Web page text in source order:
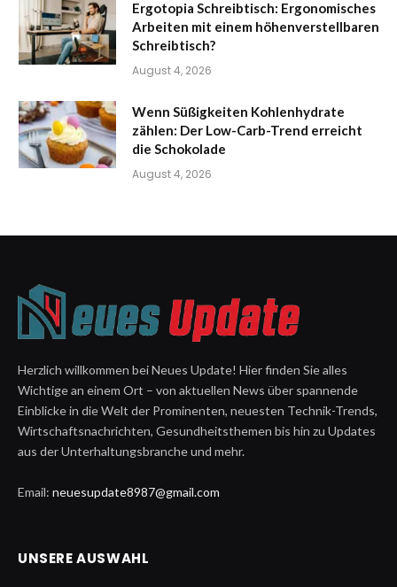
Ergotopia Schreibtisch: Ergonomisches
Arbeiten mit einem höhenverstellbaren
Schreibtisch?
August 4, 2026
Wenn Süßigkeiten Kohlenhydrate
zählen: Der Low-Carb-Trend erreicht
die Schokolade
August 4, 2026
Herzlich willkommen bei Neues Update! Hier finden Sie alles
Wichtige an einem Ort – von aktuellen News über spannende
Einblicke in die Welt der Prominenten, neuesten Technik-Trends,
Wirtschaftsnachrichten, Gesundheitsthemen bis hin zu Updates
aus der Unterhaltungsbranche und mehr.
Email: neuesupdate8987@gmail.com
UNSERE AUSWAHL